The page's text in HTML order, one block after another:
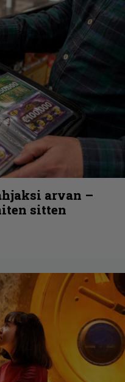
arvan –
sitten